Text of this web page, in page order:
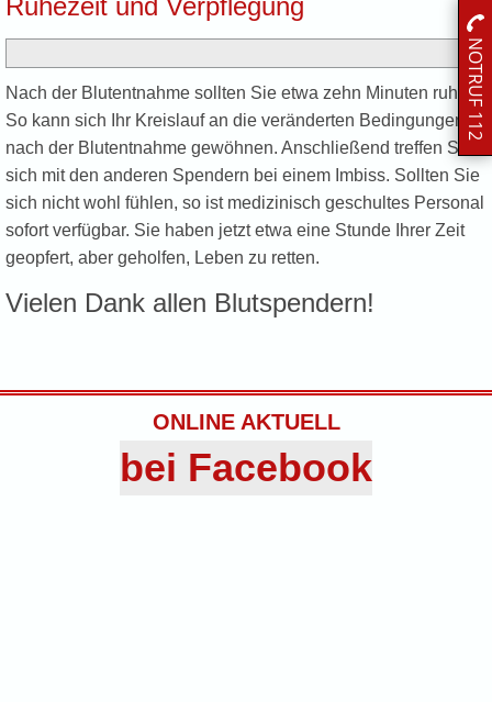
Nach der Blutentnahme sollten Sie etwa zehn Minuten ruhen.
So kann sich Ihr Kreislauf an die veränderten Bedingungen
nach der Blutentnahme gewöhnen. Anschließend treffen Sie
sich mit den anderen Spendern bei einem Imbiss. Sollten Sie
sich nicht wohl fühlen, so ist medizinisch geschultes Personal
sofort verfügbar. Sie haben jetzt etwa eine Stunde Ihrer Zeit
geopfert, aber geholfen, Leben zu retten.
Vielen Dank allen Blutspendern!
ONLINE AKTUELL
bei Facebook
NOTRUF 112